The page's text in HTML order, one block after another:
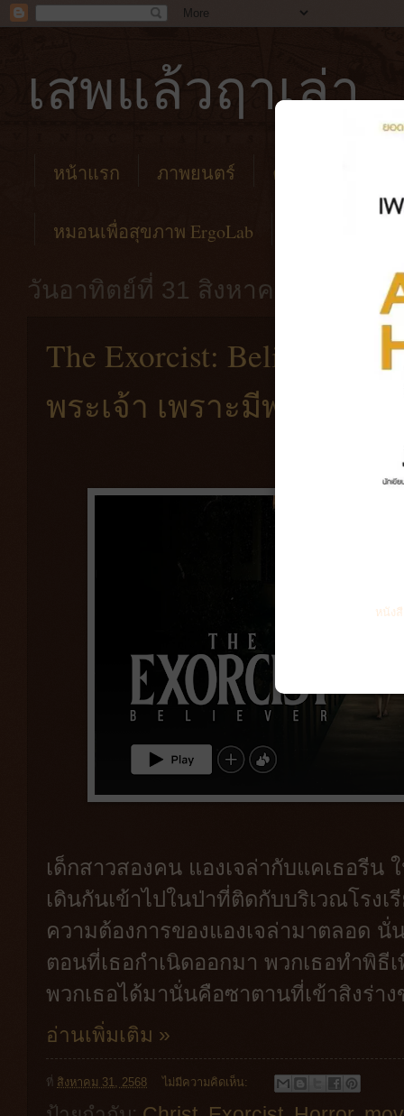
เสพแล้วฤาเล่า
หน้าแรก ภาพยนตร์ คาเฟ่
หมอนเพื่อสุขภาพ ErgoLab
วันอาทิตย์ที่ 31 สิงหาคม พ.ศ.
The Exorcist: Believer
พระเจ้า เพราะมีพระเจ้าจึ
เด็กสาวสองคน แองเจล่ากับแคเธอรีน
เดินกันเข้าไปในป่าที่ติดกับบริเวณโรง
ความต้องการของแองเจล่ามาตลอด
ตอนที่เธอกำเนิดออกมา พวกเธอทำพิ
พวกเธอได้มานั่นคือซาตานที่เข้าสิงร่าง
อ่านเพิ่มเติม »
ที่ สิงหาคม 31, 2568 ไม่มีความคิดเห็น:
หนัง